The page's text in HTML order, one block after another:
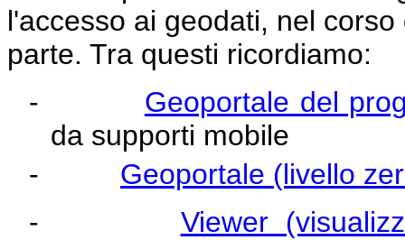
l'accesso ai geodati, nel
parte. Tra questi ricordiamo:
-
Geoportale del
da supporti mobile
-
Geoportale (livello
-
Viewer